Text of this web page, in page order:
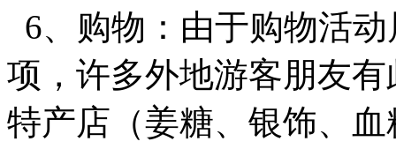
6、 购物： 由于购物活
项，许多外地游客朋友
特产店（姜糖、银饰、